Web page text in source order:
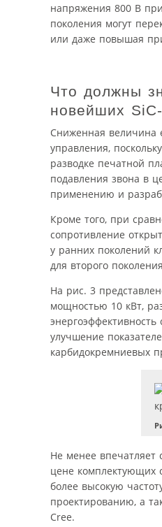
напряжения 800 В
поколения могут
или даже повышая
Что должны
новейших
Сниженная величина
управления,
разводке печатной
подавления звона в
применению и
Кроме того, при
сопротивление
у ранних поколений
для второго
На рис. 3
мощностью 10 кВт,
улучшение
карбидокремниевых
Не менее впечатляет
цене комплектующих
более высокую
проектированию, а
Cree.